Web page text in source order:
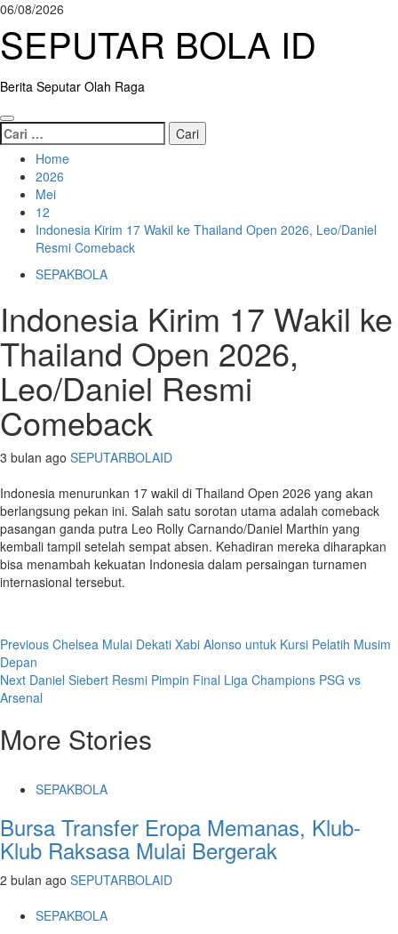
Skip
content
06/08/2026
SEPUTAR BOLA ID
Berita Seputar Olah Raga
Primary
Menu
Cari
untuk:
Home
2026
Mei
12
Indonesia Kirim 17 Wakil ke Thailand Open 2026, Leo/Daniel
Resmi Comeback
SEPAKBOLA
Indonesia Kirim 17 Wakil ke
Thailand Open 2026,
Leo/Daniel Resmi
Comeback
3 bulan ago SEPUTARBOLAID
Indonesia menurunkan 17 wakil di Thailand Open 2026 yang akan
berlangsung pekan ini. Salah satu sorotan utama adalah comeback
pasangan ganda putra Leo Rolly Carnando/Daniel Marthin yang
kembali tampil setelah sempat absen. Kehadiran mereka diharapkan
bisa menambah kekuatan Indonesia dalam persaingan turnamen
internasional tersebut.
Post
navigation
Previous Chelsea Mulai Dekati Xabi Alonso untuk Kursi Pelatih Musim
Depan
Next Daniel Siebert Resmi Pimpin Final Liga Champions PSG vs
Arsenal
More Stories
SEPAKBOLA
Bursa Transfer Eropa Memanas, Klub-
Klub Raksasa Mulai Bergerak
2 bulan ago SEPUTARBOLAID
SEPAKBOLA